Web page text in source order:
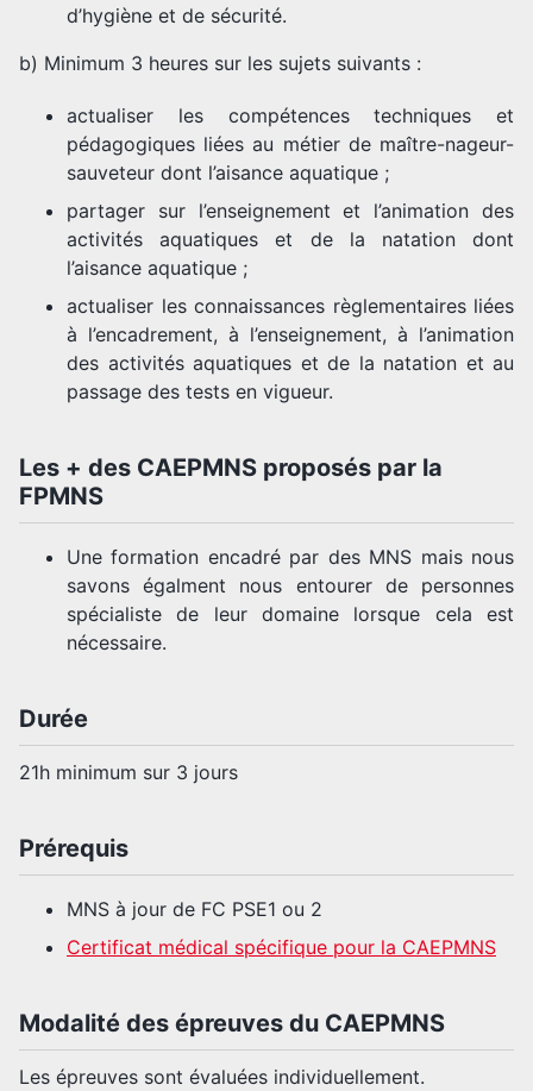
d’hygiène et de sécurité.
b) Minimum 3 heures sur les sujets suivants :
actualiser les compétences techniques et
pédagogiques liées au métier de maître-nageur-
sauveteur dont l’aisance aquatique ;
partager sur l’enseignement et l’animation des
activités aquatiques et de la natation dont
l’aisance aquatique ;
actualiser les connaissances règlementaires liées
à l’encadrement, à l’enseignement, à l’animation
des activités aquatiques et de la natation et au
passage des tests en vigueur.
Les + des CAEPMNS proposés par la
FPMNS
Une formation encadré par des MNS mais nous
savons égalment nous entourer de personnes
spécialiste de leur domaine lorsque cela est
nécessaire.
Durée
21h minimum sur 3 jours
Prérequis
MNS à jour de FC PSE1 ou 2
Certificat médical spécifique pour la CAEPMNS
Modalité des épreuves du CAEPMNS
Les épreuves sont évaluées individuellement.